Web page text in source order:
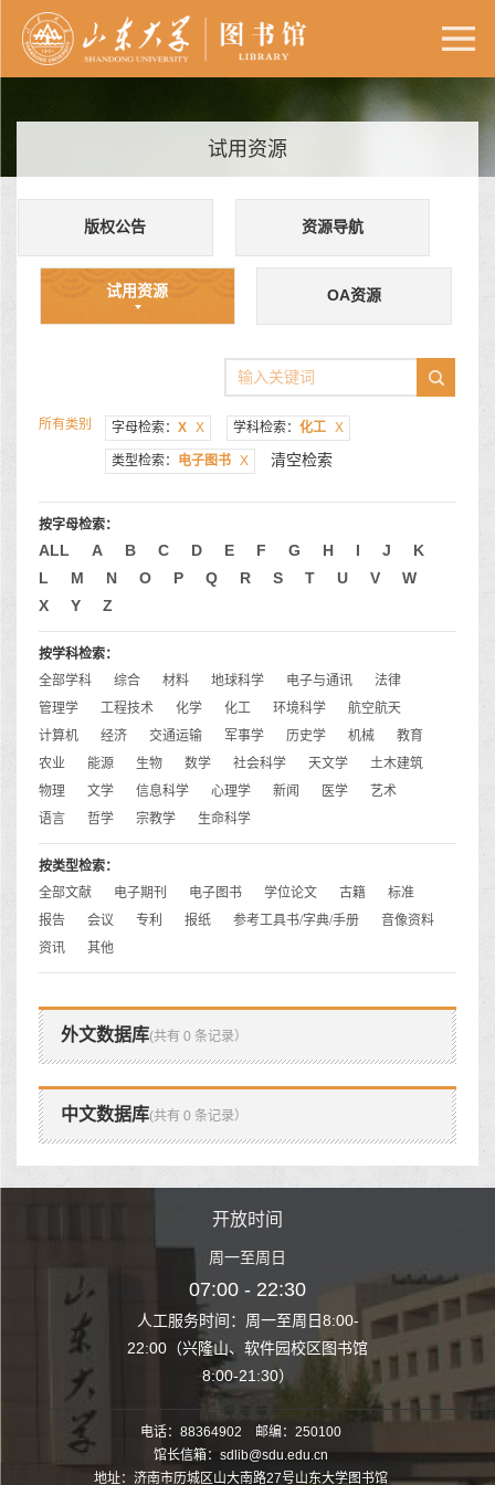
试用资源
版权公告 资源导航
试用资源 OA资源
所有类别 字母检索： X X 学科检索： 化工 X
类型检索： 电子图书 X 清空检索
按字母检索：
ALL A B C D E F G H I J
K
L
M N O P Q R S T U V
W
X
Y Z
按学科检索：
全部学科
综合 材料 地球科学 电子与通讯
法律
管理学
工程技术 化学 化工 环境科学
航空航天
计算机
经济 交通运输 军事学 历史学 机械
教育
农业
能源 生物 数学 社会科学 天文学
土木建筑
物理
文学 信息科学 心理学 新闻 医学
艺术
语言
哲学 宗教学 生命科学
按类型检索：
全部文献
电子期刊 电子图书 学位论文 古籍
标准
报告
会议 专利 报纸 参考工具书/字典/手册
音像资料
资讯
其他
外文数据库(共有 0 条记录）
中文数据库(共有 0 条记录）
至周日8:00-
园校区图书馆
开放时间
周一至周日
07:00 - 22:30
人工服务时间：周一至周日8:00-
22:00（兴隆山、软件园校区图书馆
8:00-21:30）
人工服务时间
22:00（兴隆山
电话：88364902 邮编：250100
馆长信箱：sdlib@sdu.edu.cn
地址：济南市历城区山大南路27号山东大学图书馆